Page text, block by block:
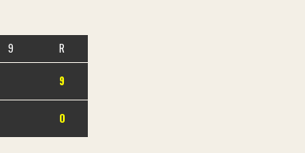
9 R
9
0